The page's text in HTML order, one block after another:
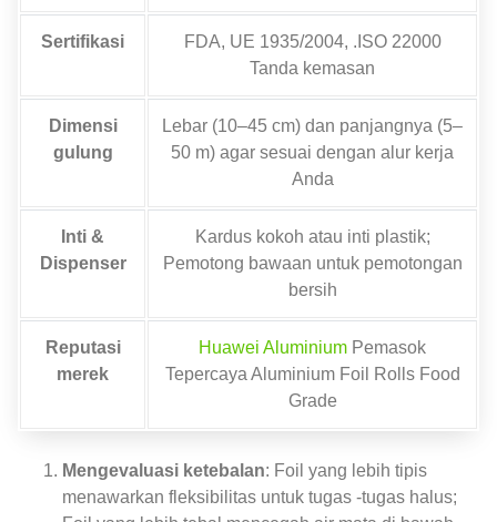
Sertifikasi
FDA, UE 1935/2004, .ISO 22000
Tanda kemasan
Dimensi
gulung
Lebar (10–45 cm) dan panjangnya (5–
50 m) agar sesuai dengan alur kerja
Anda
Inti &
Dispenser
Kardus kokoh atau inti plastik;
Pemotong bawaan untuk pemotongan
bersih
Reputasi
merek
Huawei Aluminium Pemasok
Tepercaya Aluminium Foil Rolls Food
Grade
Mengevaluasi ketebalan: Foil yang lebih tipis
menawarkan fleksibilitas untuk tugas -tugas halus;